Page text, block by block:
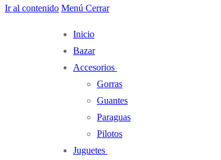
Ir al contenido Menú Cerrar
Inicio
Bazar
Accesorios
Gorras
Guantes
Paraguas
Pilotos
Juguetes